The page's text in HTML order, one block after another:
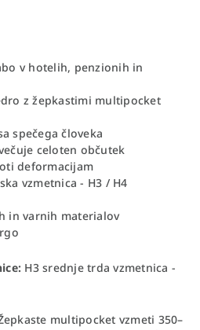
v hotelih, penzionih in
z žepkastimi multipocket
spečega človeka
celoten občutek
deformacijam
vzmetnica - H3 / H4
in varnih materialov
H3 srednje trda vzmetnica -
multipocket vzmeti 350–